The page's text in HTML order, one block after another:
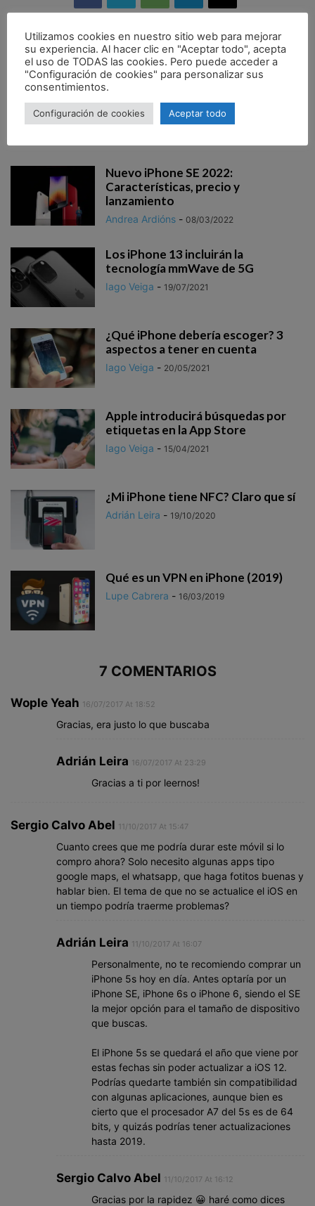
Artículo anterior
Apple lanza iOS 11 beta 3:
novedades
Artículo siguiente
Cómo cambiar la entrada y
Nuevo iPhone SE 2022:
Características, precio y
lanzamiento
Andrea Ardións - 08/03/2022
Los iPhone 13 incluirán la
tecnología mmWave de 5G
Iago Veiga - 19/07/2021
¿Qué iPhone debería escoger? 3
aspectos a tener en cuenta
Iago Veiga - 20/05/2021
Apple introducirá búsquedas por
etiquetas en la App Store
Iago Veiga - 15/04/2021
¿Mi iPhone tiene NFC? Claro que sí
Adrián Leira - 19/10/2020
Qué es un VPN en iPhone (2019)
Lupe Cabrera - 16/03/2019
7 COMENTARIOS
Wople Yeah 16/07/2017 At 18:52
Gracias, era justo lo que buscaba
Adrián Leira 16/07/2017 At 23:29
Gracias a ti por leernos!
Sergio Calvo Abel 11/10/2017 At 15:47
Cuanto crees que me podría durar este móvil si lo
compro ahora? Solo necesito algunas apps tipo
google maps, el whatsapp, que haga fotitos buenas y
hablar bien. El tema de que no se actualice el iOS en
un tiempo podría traerme problemas?
Adrián Leira 11/10/2017 At 16:07
Personalmente, no te recomiendo comprar un
iPhone 5s hoy en día. Antes optaría por un
iPhone SE, iPhone 6s o iPhone 6, siendo el SE
la mejor opción para el tamaño de dispositivo
que buscas.
El iPhone 5s se quedará el año que viene por
estas fechas sin poder actualizar a iOS 12.
Podrías quedarte también sin compatibilidad
con algunas aplicaciones, aunque bien es
cierto que el procesador A7 del 5s es de 64
bits, y quizás podrías tener actualizaciones
hasta 2019.
Sergio Calvo Abel 11/10/2017 At 16:12
Gracias por la rapidez 😀 haré como dices
Utilizamos cookies en nuestro sitio web para mejorar
su experiencia. Al hacer clic en "Aceptar todo", acepta
el uso de TODAS las cookies. Pero puede acceder a
"Configuración de cookies" para personalizar sus
consentimientos.
Configuración de cookies Aceptar todo